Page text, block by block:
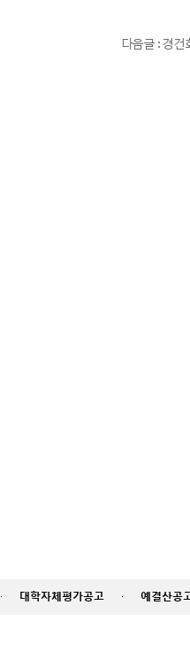
다음글 : 경건
· 대학자체평가공고 · 예결산공